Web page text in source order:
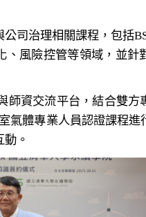
司治理相關課程，包括
風險控管等領域，並針
師資交流平台，結合雙方
氣體專業人員認證課程
。